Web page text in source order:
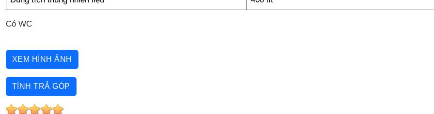
Có WC
XEM HÌNH ẢNH
TÍNH TRẢ GÓP